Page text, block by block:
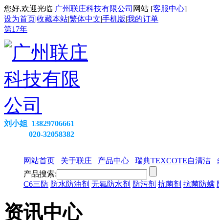
您好,欢迎光临 广州联庄科技有限公司 网站 [客服中心]
设为首页|收藏本站|繁体中文|手机版|我的订单
第17年
刘小姐 13829706661
020-32058382
网站首页 关于联庄 产品中心 瑞典TEXCOTE自清洁
产品搜索:
C6三防 防水防油剂 无氟防水剂 防污剂 抗菌剂 抗菌防螨
资讯中心